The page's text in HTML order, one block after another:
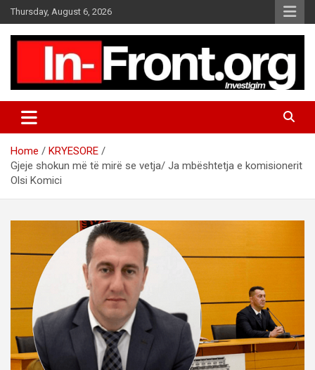
k
Thursday, August 6, 2026
Home
KRYESORE
Gjeje shokun më të mirë se vetja/ Ja mbështetja e komisionerit
Olsi Komici